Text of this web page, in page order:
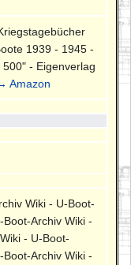
1939 - 1945 -
- Eigenverlag
Amazon
Wiki - U-Boot-
Archiv Wiki -
- U-Boot-
Archiv Wiki -